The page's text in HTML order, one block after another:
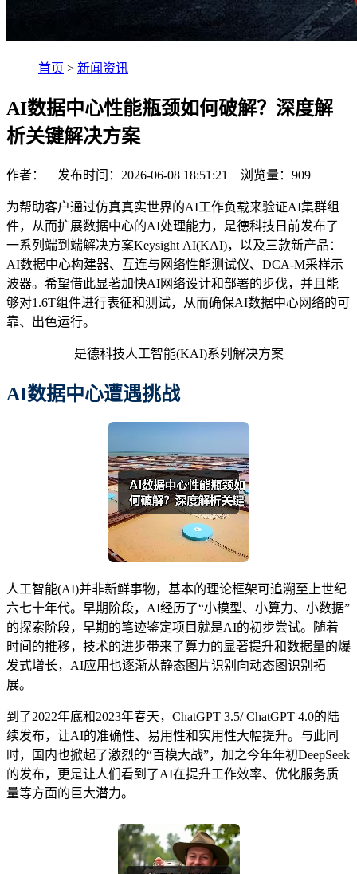
首页 > 新闻资讯
AI数据中心性能瓶颈如何破解？深度解
析关键解决方案
作者： 发布时间：2026-06-08 18:51:21 浏览量： 909
为帮助客户通过仿真真实世界的AI工作负载来验证AI集群组
件，从而扩展数据中心的AI处理能力，是德科技日前发布了
一系列端到端解决方案Keysight AI(KAI)，以及三款新产品：
AI数据中心构建器、互连与网络性能测试仪、DCA-M采样示
波器。希望借此显著加快AI网络设计和部署的步伐，并且能
够对1.6T组件进行表征和测试，从而确保AI数据中心网络的可
靠、出色运行。
是德科技人工智能(KAI)系列解决方案
AI数据中心遭遇挑战
人工智能(AI)并非新鲜事物，基本的理论框架可追溯至上世纪
六七十年代。早期阶段，AI经历了“小模型、小算力、小数据”
的探索阶段，早期的笔迹鉴定项目就是AI的初步尝试。随着
时间的推移，技术的进步带来了算力的显著提升和数据量的爆
发式增长，AI应用也逐渐从静态图片识别向动态图识别拓
展。
到了2022年底和2023年春天，ChatGPT 3.5/ ChatGPT 4.0的陆
续发布，让AI的准确性、易用性和实用性大幅提升。与此同
时，国内也掀起了激烈的“百模大战”，加之今年年初DeepSeek
的发布，更是让人们看到了AI在提升工作效率、优化服务质
量等方面的巨大潜力。